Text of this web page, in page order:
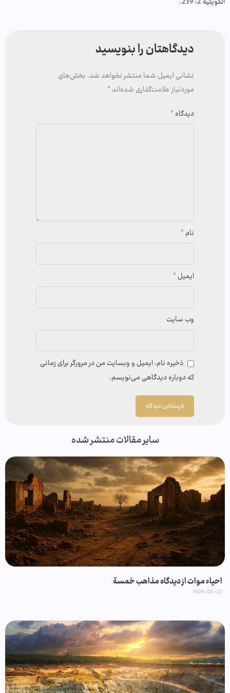
دیدگاهتان را بنویسید
نشانی ایمیل شما منتشر نخواهد شد.بخش‌های
موردنیاز علامت‌گذاری شده‌اند*
دیدگاه*
نام*
ایمیل*
وب‌ سایت
ذخیره نام، ایمیل و وبسایت من در مرورگر برای زمانی
که دوباره دیدگاهی می‌نویسم.
سایر مقالات منتشر شده
احیاء موات از دیدگاه مذاهب خمسة
1404-02-20